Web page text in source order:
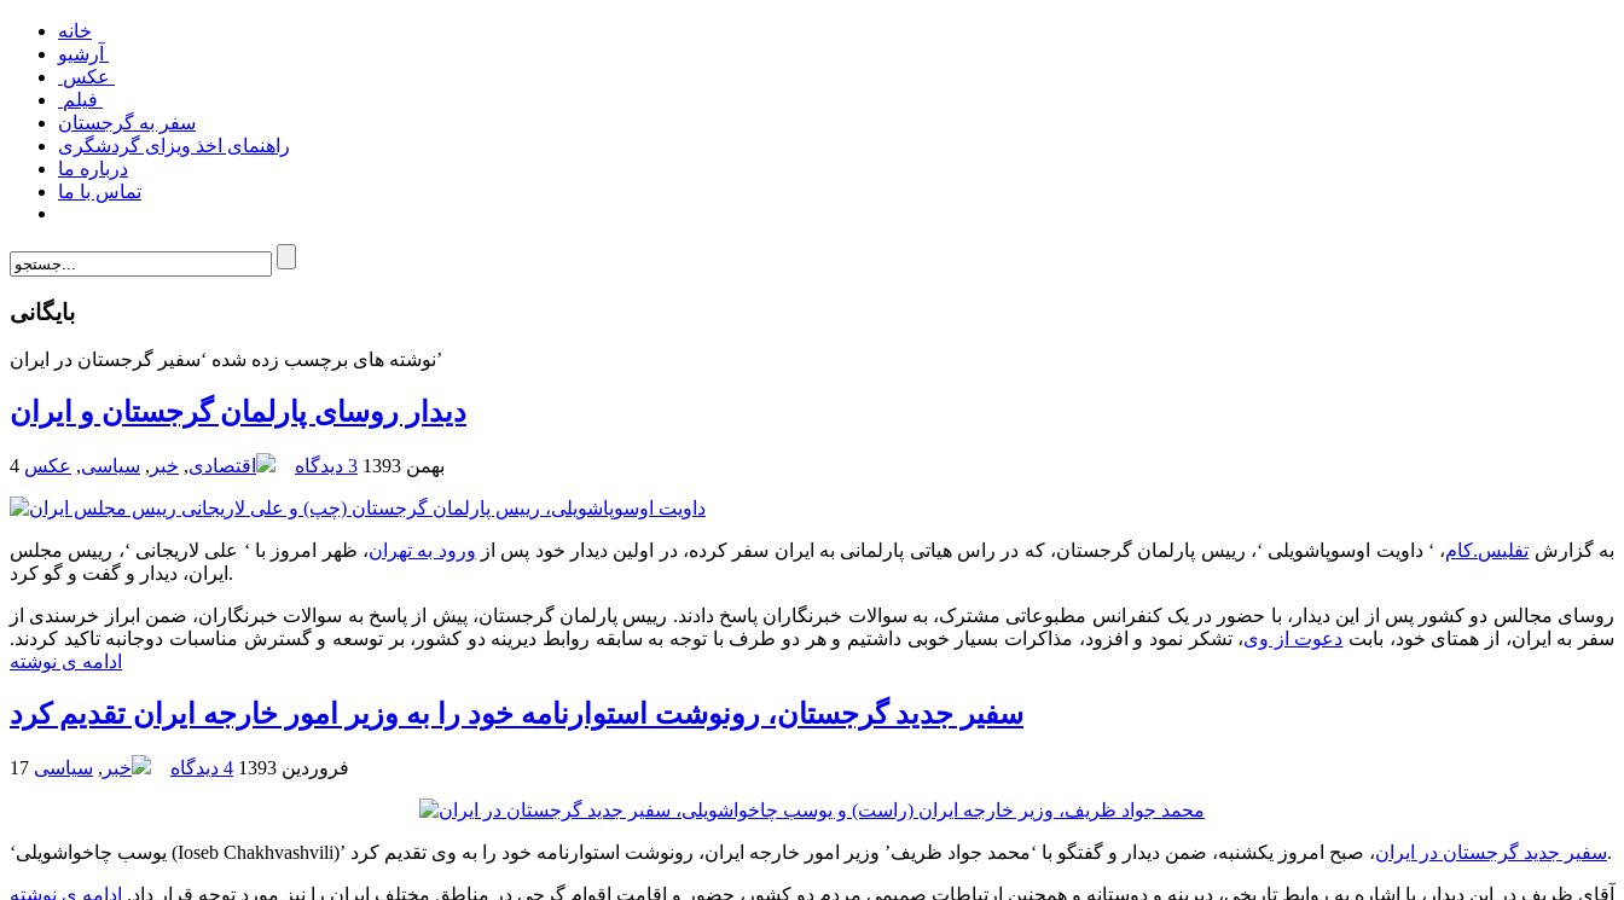
خانه
سفر به گرجستان
راهنمای اخذ ویزای گردشگری
درباره ما
تماس با ما
بایگانی
نوشته های برچسب زده شده ‘سفیر گرجستان در ایران’
دیدار روسای پارلمان گرجستان و ایران
4 بهمن 1393 3 دیدگاه اقتصادی, خبر , سیاسی, عکس
به گزارش تفلیس.کام، ‘ داویت اوسوپاشویلی ‘، رییس پارلمان گرجستان، که در راس هیاتی پارلمانی به ایران سفر کرده، در اولین دیدار خود پس از ورود به تهران، ظهر امروز با ‘ علی لاریجانی ‘، رییس مجلس
ایران، دیدار و گفت و گو کرد.
روسای مجالس دو کشور پس از این دیدار، با حضور در یک کنفرانس مطبوعاتی مشترک، به سوالات خبرنگاران پاسخ دادند. رییس پارلمان گرجستان، پیش از پاسخ به سوالات خبرنگاران، ضمن ابراز خرسندی از
سفر به ایران، از همتای خود، بابت دعوت از وی، تشکر نمود و افزود، مذاکرات بسیار خوبی داشتیم و هر دو طرف با توجه به سابقه روابط دیرینه دو کشور، بر توسعه و گسترش مناسبات دوجانبه تاکید کردند.
ادامه ی نوشته
سفير جديد گرجستان، رونوشت استوارنامه خود را به وزیر امور خارجه ایران تقدیم کرد
17 فروردین 1393 4 دیدگاه خبر , سیاسی
‘یوسب چاخواشویلی (Ioseb Chakhvashvili)’ سفیر جدید گرجستان در ایران، صبح امروز یکشنبه، ضمن دیدار و گفتگو با ‘محمد جواد ظریف’ وزیر امور خارجه ایران، رونوشت استوارنامه خود را به وی تقدیم کرد.
آقای ظریف در این دیدار، با اشاره به روابط تاریخی، دیرینه و دوستانه و همچنین ارتباطات صمیمی مردم دو کشور، حضور و اقامت اقوام گرجی در مناطق مختلف ایران را نیز مورد توجه قرار داد. ادامه ی نوشته